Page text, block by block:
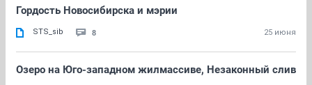
Гордость Новосибирска и мэрии
STS_sib 8 25 июня
Озеро на Юго-западном жилмассиве, Незаконный слив